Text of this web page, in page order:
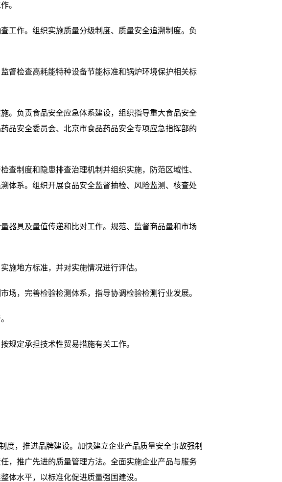
。
作。组织实施质量分级制度、质量安全追溯制度。负
检查高耗能特种设备节能标准和锅炉环境保护相关标
负责食品安全应急体系建设，组织指导重大食品安全
品安全委员会、北京市食品药品安全专项应急指挥部的
制度和隐患排查治理机制并组织实施，防范区域性、
体系。组织开展食品安全监督抽检、风险监测、核查处
具及量值传递和比对工作。规范、监督商品量和市场
地方标准，并对实施情况进行评估。
，完善检验检测体系，指导协调检验检测行业发展。
定承担技术性贸易措施有关工作。
，推进品牌建设。加快建立企业产品质量安全事故强制
，推广先进的质量管理方法。全面实施企业产品与服务
体水平，以标准化促进质量强国建设。